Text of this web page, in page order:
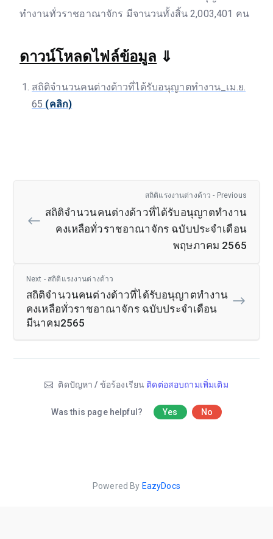
ทำงานทั่วราชอาณาจักร มีจานวนทั้งสิ้น 2,003,401 คน
ดาวน์โหลดไฟล์ข้อมูล ⇓
สถิติจำนวนคนต่างด้าวที่ได้รับอนุญาตทำงาน_เม.ย.
65 (คลิก)
สถิติแรงงานต่างด้าว - Previous
สถิติจำนวนคนต่างด้าวที่ได้รับอนุญาตทำงาน
คงเหลือทั่วราชอาณาจักร ฉบับประจำเดือน
พฤษภาคม 2565
Next - สถิติแรงงานต่างด้าว
สถิติจำนวนคนต่างด้าวที่ได้รับอนุญาตทำงาน
คงเหลือทั่วราชอาณาจักร ฉบับประจำเดือน
มีนาคม2565
ติดปัญหา / ข้อร้องเรียน ติดต่อสอบถามเพิ่มเติม
Was this page helpful? Yes No
Powered By EazyDocs